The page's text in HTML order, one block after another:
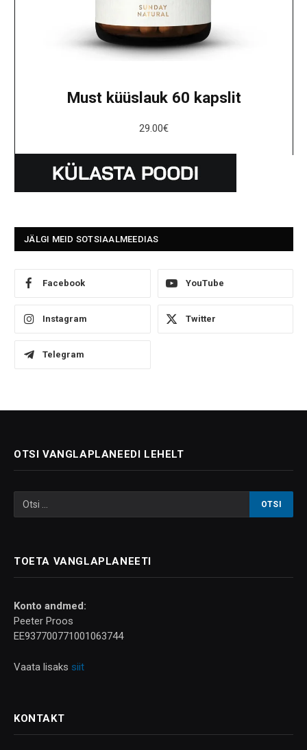
Must küüslauk 60 kapslit
29.00€
JÄLGI MEID SOTSIAALMEEDIAS
Facebook YouTube
Instagram Twitter
Telegram
OTSI VANGLAPLANEEDI LEHELT
TOETA VANGLAPLANEETI
Konto andmed:
Peeter Proos
EE937700771001063744
Vaata lisaks siit
KONTAKT